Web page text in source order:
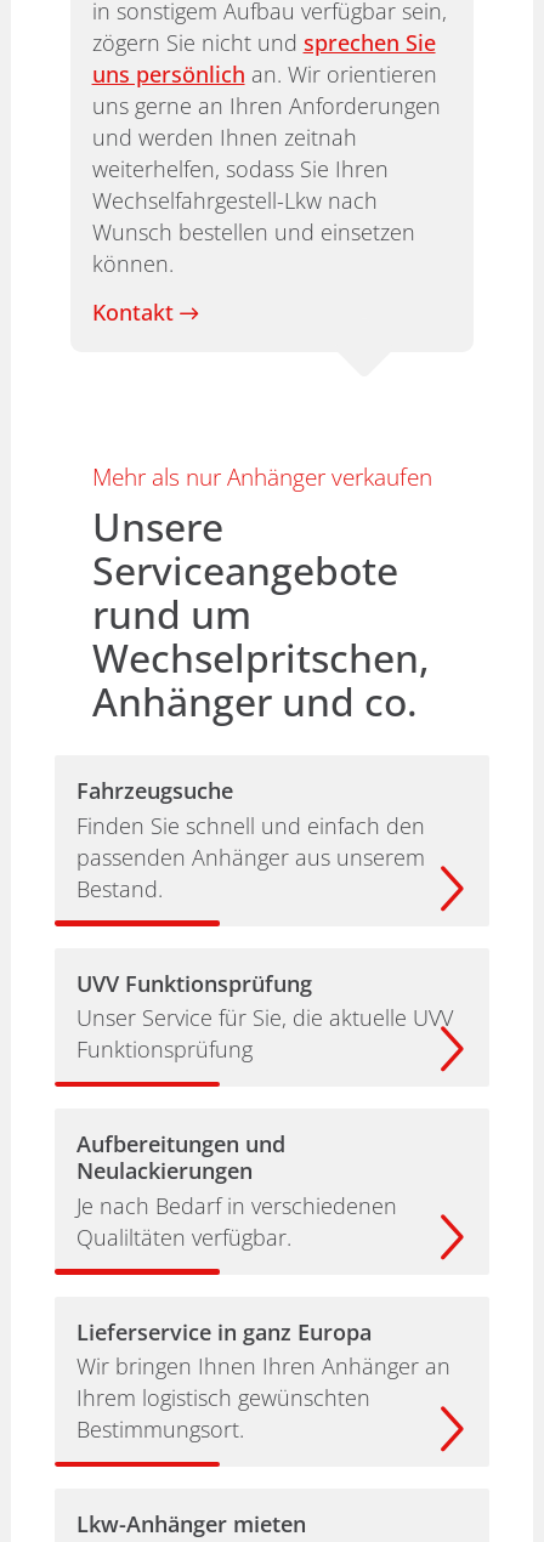
in sonstigem Aufbau verfügbar sein,
zögern Sie nicht und sprechen Sie
uns persönlich an. Wir orientieren
uns gerne an Ihren Anforderungen
und werden Ihnen zeitnah
weiterhelfen, sodass Sie Ihren
Wechselfahrgestell-Lkw nach
Wunsch bestellen und einsetzen
können.
Kontakt
Mehr als nur Anhänger verkaufen
Unsere
Serviceangebote
rund um
Wechselpritschen,
Anhänger und co.
Fahrzeugsuche
Finden Sie schnell und einfach den
passenden Anhänger aus unserem
Bestand.
UVV Funktionsprüfung
Unser Service für Sie, die aktuelle UVV
Funktionsprüfung
Aufbereitungen und
Neulackierungen
Je nach Bedarf in verschiedenen
Qualiltäten verfügbar.
Lieferservice in ganz Europa
Wir bringen Ihnen Ihren Anhänger an
Ihrem logistisch gewünschten
Bestimmungsort.
Lkw-Anhänger mieten